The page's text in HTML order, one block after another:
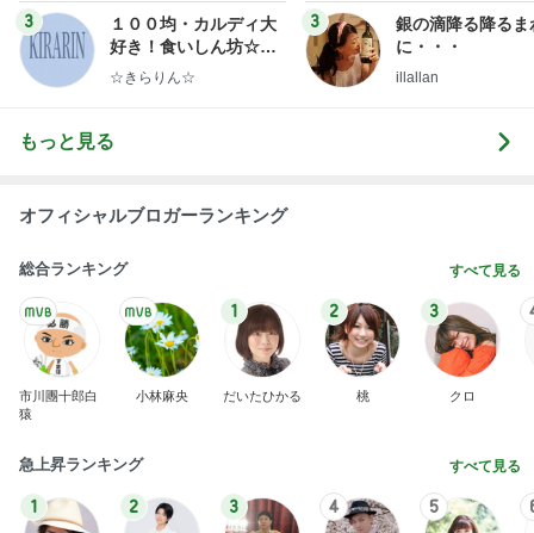
3
１００均・カルディ大
好き！食いしん坊☆き
らりん☆のブログ
☆きらりん☆
3
銀の滴降る降るま
に・・・
illallan
もっと見る
オフィシャルブロガーランキング
総合ランキング すべて見る
市川團十郎白
猿
小林麻央
1
だいたひかる
2
桃
3
クロ
急上昇ランキング すべて見る
1 2 3 4 5